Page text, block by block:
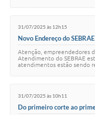
31/07/2025 às 12h15
Novo Endereço do
Atenção, empreendedores
Atendimento do SEBRAE
atendimentos estão sendo
31/07/2025 às 10h11
Do primeiro corte ao